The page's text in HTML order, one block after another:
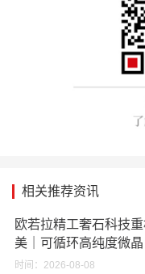
相关推荐资讯
欧若拉精工奢石科技
美｜可循环高纯度微
义高端奢石原料
时间：2026-08-08